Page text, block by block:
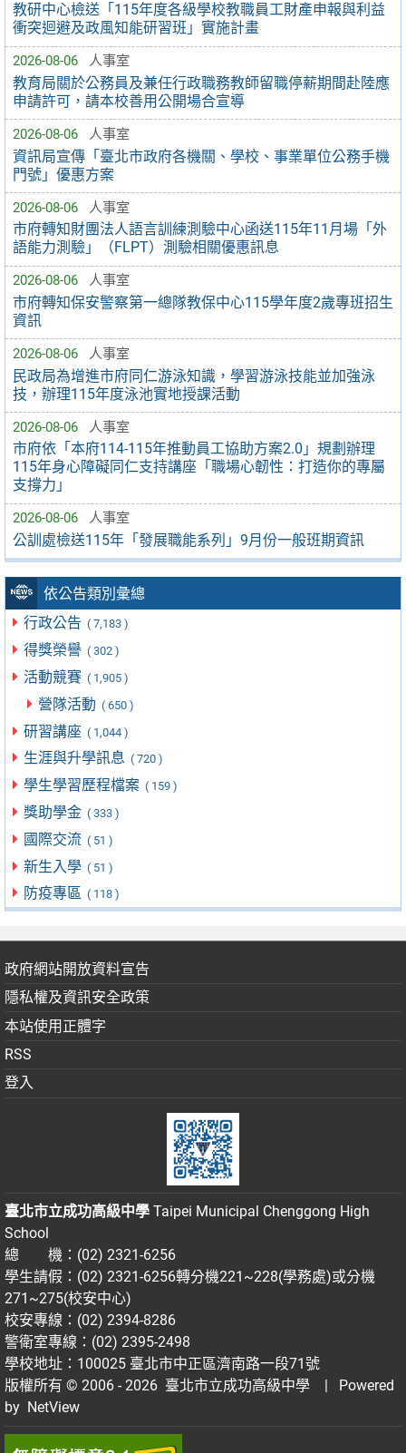
教研中心檢送「115年度各級學校教職員工財產申報與利益
衝突迴避及政風知能研習班」實施計畫
2026-08-06 人事室
教育局關於公務員及兼任行政職務教師留職停薪期間赴陸應
申請許可，請本校善用公開場合宣導
2026-08-06 人事室
資訊局宣傳「臺北市政府各機關、學校、事業單位公務手機
門號」優惠方案
2026-08-06 人事室
市府轉知財團法人語言訓練測驗中心函送115年11月場「外
語能力測驗」（FLPT）測驗相關優惠訊息
2026-08-06 人事室
市府轉知保安警察第一總隊教保中心115學年度2歲專班招生
資訊
2026-08-06 人事室
民政局為增進市府同仁游泳知識，學習游泳技能並加強泳
技，辦理115年度泳池實地授課活動
2026-08-06 人事室
市府依「本府114-115年推動員工協助方案2.0」規劃辦理
115年身心障礙同仁支持講座「職場心韌性：打造你的專屬
支撐力」
2026-08-06 人事室
公訓處檢送115年「發展職能系列」9月份一般班期資訊
依公告類別彙總
行政公告 ( 7,183 )
得獎榮譽 ( 302 )
活動競賽 ( 1,905 )
營隊活動 ( 650 )
研習講座 ( 1,044 )
生涯與升學訊息 ( 720 )
學生學習歷程檔案 ( 159 )
獎助學金 ( 333 )
國際交流 ( 51 )
新生入學 ( 51 )
防疫專區 ( 118 )
政府網站開放資料宣告
隱私權及資訊安全政策
本站使用正體字
RSS
登入
臺北市立成功高級中學 Taipei Municipal Chenggong High
School
總 機：(02) 2321-6256
學生請假：(02) 2321-6256轉分機221~228(學務處)或分機
271~275(校安中心)
校安專線：(02) 2394-8286
警衛室專線：(02) 2395-2498
學校地址：100025 臺北市中正區濟南路一段71號
版權所有 © 2006 - 2026 臺北市立成功高級中學
| Powered
by NetView